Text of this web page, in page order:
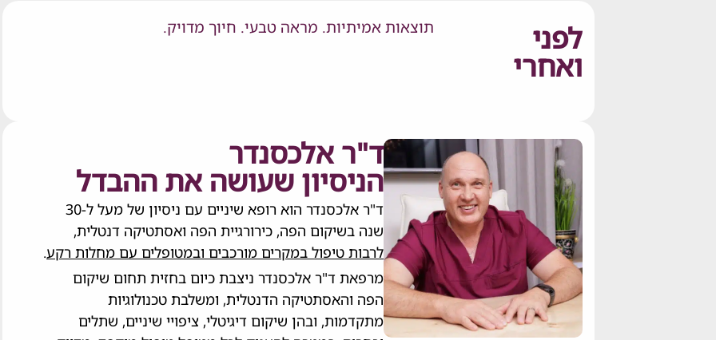
לפני
ואחרי
תוצאות אמיתיות. מראה טבעי. חיוך מדויק.
ד"ר אלכסנדר
הניסיון שעושה את ההבדל
ד"ר אלכסנדר הוא רופא שיניים עם ניסיון של מעל ל-30
שנה בשיקום הפה, כירורגיית הפה ואסתטיקה דנטלית,
לרבות טיפול במקרים מורכבים ובמטופלים עם מחלות רקע.
מרפאת ד"ר אלכסנדר ניצבת כיום בחזית תחום שיקום
הפה והאסתטיקה הדנטלית, ומשלבת טכנולוגיות
מתקדמות, ובהן שיקום דיגיטלי, ציפויי שיניים, שתלים